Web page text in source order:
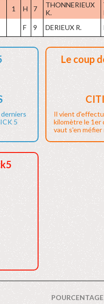
1 H 7
THONNERIEUX
K.
F 9 DERIEUX R.
5
Le coup
Il vient
kilomètre le 1er
vaut s'en méfier